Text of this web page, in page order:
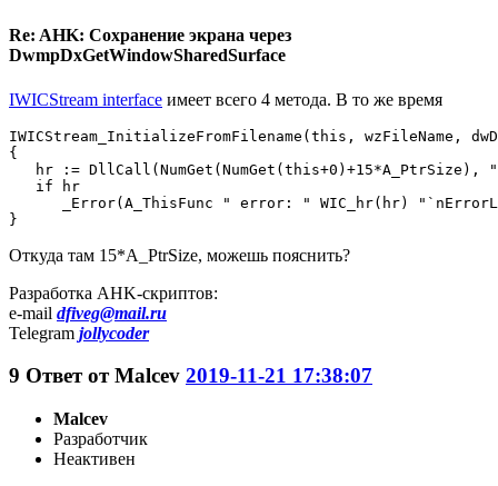
Re: AHK: Сохранение экрана через
DwmpDxGetWindowSharedSurface
IWICStream interface имеет всего 4 метода. В то же время
IWICStream_InitializeFromFilename(this, wzFileName,
{
hr := DllCall(NumGet(NumGet(this+0)+15*A_PtrSize),
   if hr
_Error(A_ThisFunc " error: " WIC_hr(hr)
}
Откуда там 15*A_PtrSize, можешь пояснить?
Разработка AHK-скриптов:
e-mail dfiveg@mail.ru
Telegram jollycoder
9 Ответ отMalcev 2019-11-21 17:38:07
Malcev
Разработчик
Неактивен